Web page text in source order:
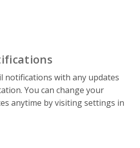
notifications with any updates
You can change your
anytime by visiting settings in